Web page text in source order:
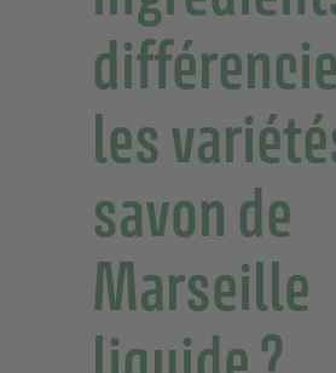
les
savon de
Marseille